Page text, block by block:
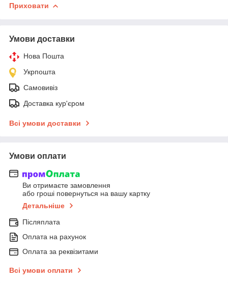
Приховати
Умови доставки
Нова Пошта
Укрпошта
Самовивіз
Доставка кур'єром
Всі умови доставки
Умови оплати
Ви отримаєте замовлення
або гроші повернуться на вашу картку
Детальніше
Післяплата
Оплата на рахунок
Оплата за реквізитами
Всі умови оплати